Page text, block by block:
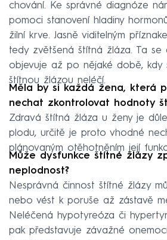
chování. Ke správné diagnóze
pomoci stanovení hladiny
žilní krve. Jasně viditelným
tedy zvětšená štítná žláza. Ta se
objevuje až po nějaké době, kdy
štítnou žlázou neléčí.
Měla by si každá žena, která
nechat zkontrolovat hodnoty
Zdravá štítná žláza u ženy je
plodu, určitě je proto vhodné
plánovaným otěhotněním její
Může dysfunkce štítné žlázy
neplodnost?
Nesprávná činnost štítné žlázy
nebo vést k poruše až zástavě
Neléčená hypotyreóza či
pak představuje závažné